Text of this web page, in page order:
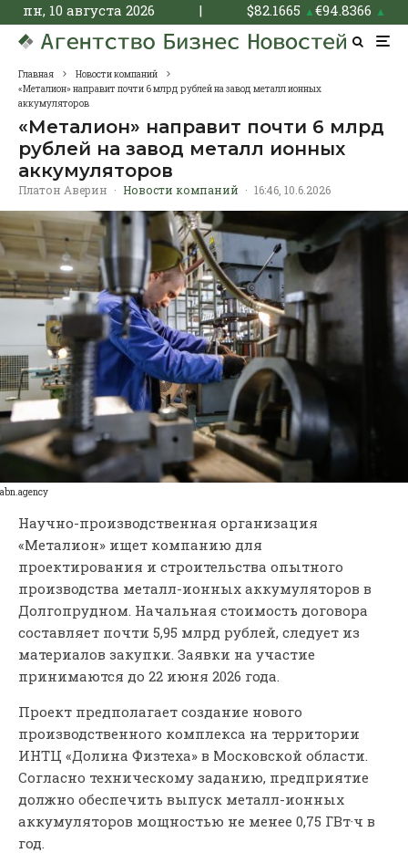
пн, 10 августа 2026 | $82.1665 ▲€94.8366 ▲
Главная
Новости компаний
«Металион» направит почти 6 млрд рублей на завод металл ионных
аккумуляторов
«Металион» направит почти 6 млрд
рублей на завод металл ионных
аккумуляторов
Платон Аверин · Новости компаний · 16:46, 10.6.2026
abn.agency
Научно-производственная организация
«Металион» ищет компанию для
проектирования и строительства опытного
производства металл-ионных аккумуляторов в
Долгопрудном. Начальная стоимость договора
составляет почти 5,95 млрд рублей, следует из
материалов закупки. Заявки на участие
принимаются до 22 июня 2026 года.
Проект предполагает создание нового
производственного комплекса на территории
ИНТЦ «Долина Физтеха» в Московской области.
Согласно техническому заданию, предприятие
должно обеспечить выпуск металл-ионных
аккумуляторов мощностью не менее 0,75 ГВт·ч в
год.